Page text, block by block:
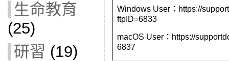
生命教育
(25)
研習 (19)
Windows User：https://
ftpID=6833
macOS User：https://
6837